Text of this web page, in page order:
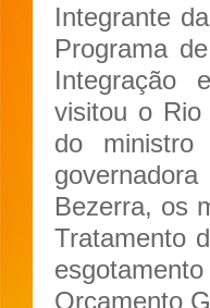
Integrante
Programa
Integração
visitou o
do
Bezerra, os
Tratamento
Orçamento